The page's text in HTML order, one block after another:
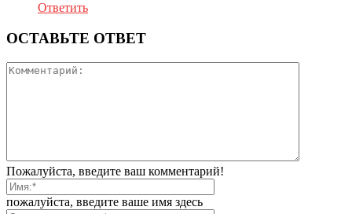
Ответить
ОСТАВЬТЕ ОТВЕТ
Пожалуйста, введите ваш комментарий!
пожалуйста, введите ваше имя здесь